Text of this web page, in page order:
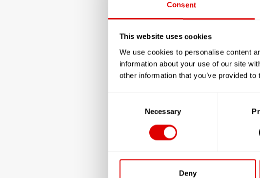
Consent
This website uses cookies
We use cookies to personalise content
information about your use of our site
other information that you’ve provided
Necessary
Deny